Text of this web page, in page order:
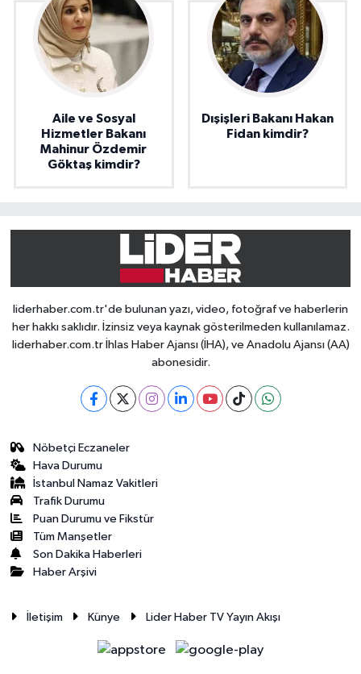
Aile ve Sosyal
Hizmetler Bakanı
Mahinur Özdemir
Göktaş kimdir?
Dışişleri Bakanı Hakan
Fidan kimdir?
liderhaber.com.tr'de bulunan yazı, video, fotoğraf ve haberlerin
her hakkı saklıdır. İzinsiz veya kaynak gösterilmeden kullanılamaz.
liderhaber.com.tr İhlas Haber Ajansı (İHA), ve Anadolu Ajansı (AA)
abonesidir.
Nöbetçi Eczaneler
Hava Durumu
İstanbul Namaz Vakitleri
Trafik Durumu
Puan Durumu ve Fikstür
Tüm Manşetler
Son Dakika Haberleri
Haber Arşivi
İletişim Künye Lider Haber TV Yayın Akışı